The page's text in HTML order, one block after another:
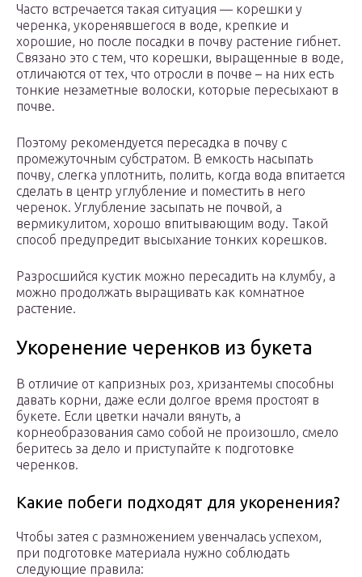
Часто встречается такая ситуация — корешки у
черенка, укоренявшегося в воде, крепкие и
хорошие, но после посадки в почву растение гибнет.
Связано это с тем, что корешки, выращенные в воде,
отличаются от тех, что отросли в почве – на них есть
тонкие незаметные волоски, которые пересыхают в
почве.
Поэтому рекомендуется пересадка в почву с
промежуточным субстратом. В емкость насыпать
почву, слегка уплотнить, полить, когда вода впитается
сделать в центр углубление и поместить в него
черенок. Углубление засыпать не почвой, а
вермикулитом, хорошо впитывающим воду. Такой
способ предупредит высыхание тонких корешков.
Разросшийся кустик можно пересадить на клумбу, а
можно продолжать выращивать как комнатное
растение.
Укоренение черенков из букета
В отличие от капризных роз, хризантемы способны
давать корни, даже если долгое время простоят в
букете. Если цветки начали вянуть, а
корнеобразования само собой не произошло, смело
беритесь за дело и приступайте к подготовке
черенков.
Какие побеги подходят для укоренения?
Чтобы затея с размножением увенчалась успехом,
при подготовке материала нужно соблюдать
следующие правила: